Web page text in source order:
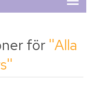
för Alla